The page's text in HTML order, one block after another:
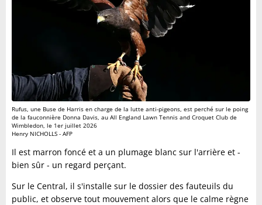
Rufus, une Buse de Harris en charge de la lutte anti-pigeons, est perché sur le poing
de la fauconnière Donna Davis, au All England Lawn Tennis and Croquet Club de
Wimbledon, le 1er juillet 2026
Henry NICHOLLS - AFP
Il est marron foncé et a un plumage blanc sur l'arrière et -
bien sûr - un regard perçant.
Sur le Central, il s'installe sur le dossier des fauteuils du
public, et observe tout mouvement alors que le calme règne